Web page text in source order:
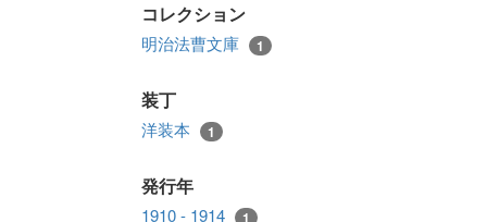
コレクション
明治法曹文庫 1
装丁
洋装本 1
発行年
1910 - 1914 1